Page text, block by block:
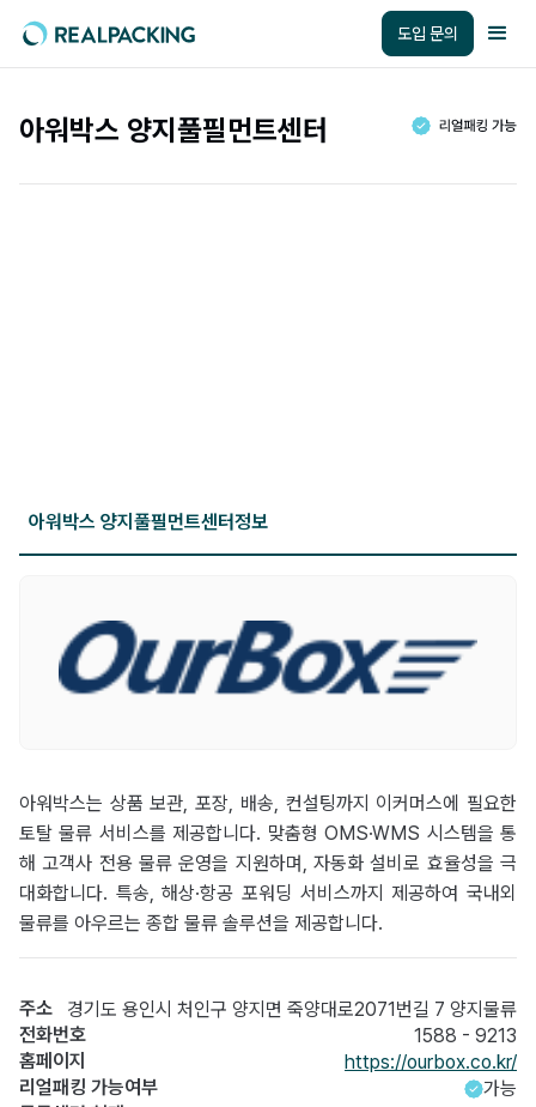
도입 문의
아워박스 양지풀필먼트센터
아워박스 양지풀필먼트센터정보
아워박스는 상품 보관, 포장, 배송, 컨설팅까지 이커머스에 필요한
토탈 물류 서비스를 제공합니다. 맞춤형 OMS·WMS 시스템을 통
해 고객사 전용 물류 운영을 지원하며, 자동화 설비로 효율성을 극
대화합니다. 특송, 해상·항공 포워딩 서비스까지 제공하여 국내외
물류를 아우르는 종합 물류 솔루션을 제공합니다.
주소
경기도 용인시 처인구 양지면 죽양대로2071번길 7 양지물류
전화번호
1588 - 9213
홈페이지
https://ourbox.co.kr/
리얼패킹 가능여부
가능